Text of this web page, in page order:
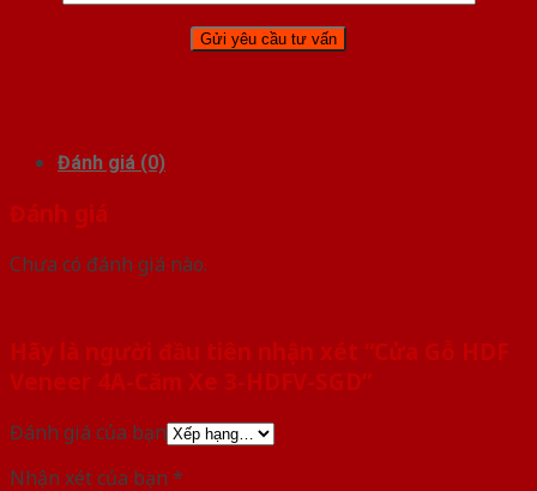
Đánh giá (0)
Đánh giá
Chưa có đánh giá nào.
Hãy là người đầu tiên nhận xét “Cửa Gỗ HDF
Veneer 4A-Căm Xe 3-HDFV-SGD”
Đánh giá của bạn
Nhận xét của bạn *